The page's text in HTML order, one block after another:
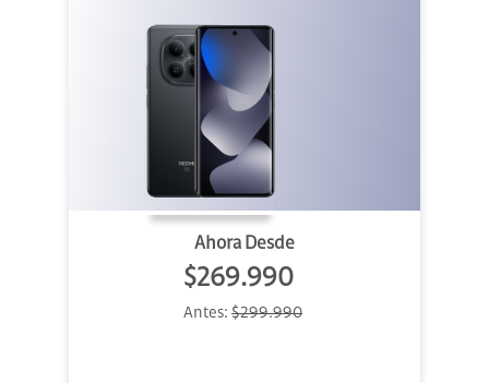
Ahora Desde
$269.990
Antes: $299.990